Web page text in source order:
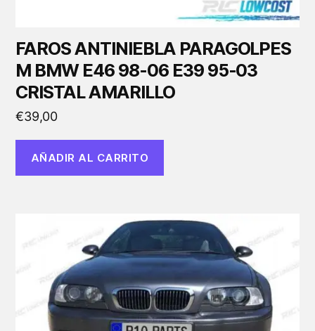
FAROS ANTINIEBLA PARAGOLPES
M BMW E46 98-06 E39 95-03
CRISTAL AMARILLO
€39,00
AÑADIR AL CARRITO